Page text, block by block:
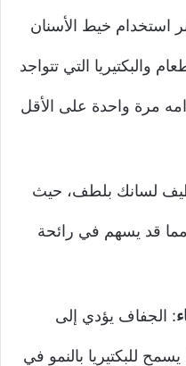
استخدام خيط الأسنان
والبكتيريا التي تتواجد
مرة واحدة على الأقل
لسانك بلطف، حيث
مما قد يسهم في رائحة
: الجفاف يؤدي إلى
للبكتيريا بالنمو في